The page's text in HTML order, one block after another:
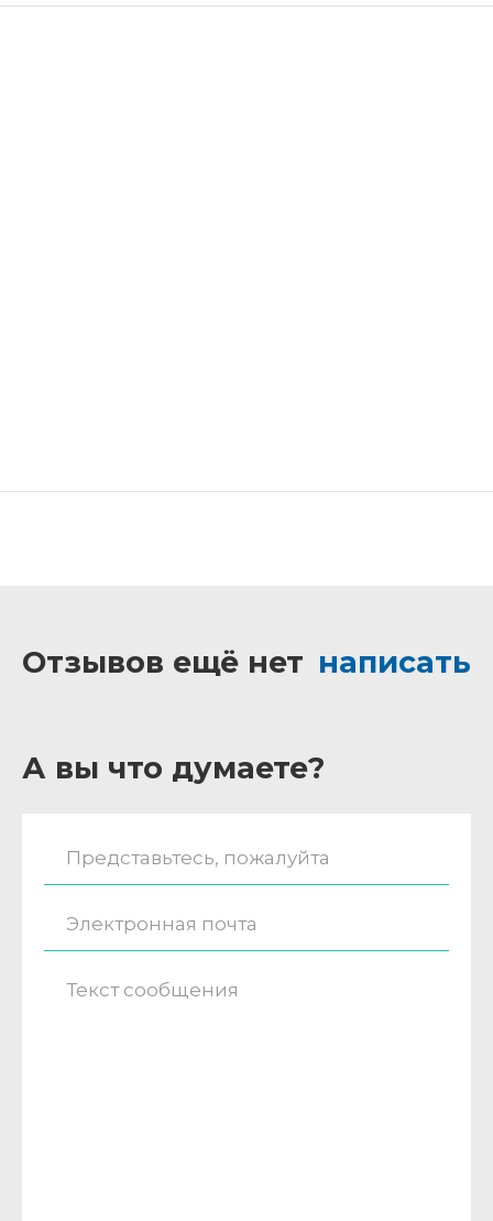
Отзывов ещё нет написать
А вы что думаете?